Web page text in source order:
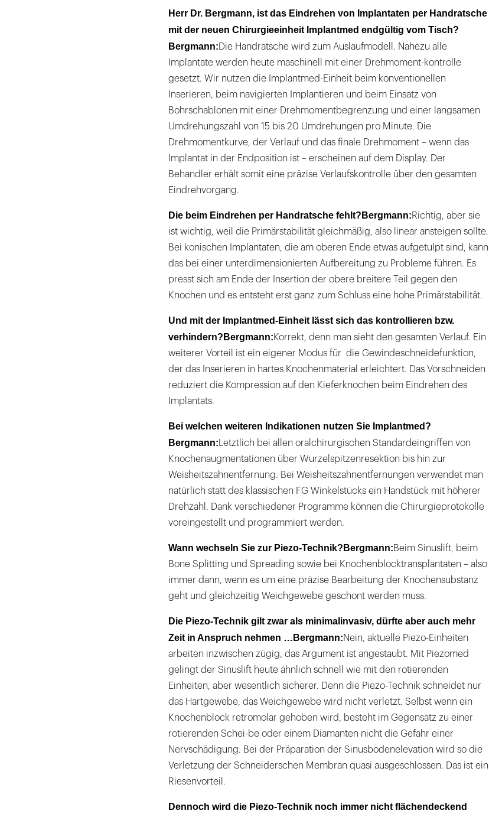
Herr Dr. Bergmann, ist das Eindrehen von Implantaten per Handratsche
mit der neuen Chirurgieeinheit Implantmed endgültig vom Tisch?
Bergmann:Die Handratsche wird zum Auslaufmodell. Nahezu alle
Implantate werden heute maschinell mit einer Drehmoment-kontrolle
gesetzt. Wir nutzen die Implantmed-Einheit beim konventionellen
Inserieren, beim navigierten Implantieren und beim Einsatz von
Bohrschablonen mit einer Drehmomentbegrenzung und einer langsamen
Umdrehungszahl von 15 bis 20 Umdrehungen pro Minute. Die
Drehmomentkurve, der Verlauf und das finale Drehmoment – wenn das
Implantat in der Endposition ist – erscheinen auf dem Display. Der
Behandler erhält somit eine präzise Verlaufskontrolle über den gesamten
Eindrehvorgang.
Die beim Eindrehen per Handratsche fehlt? Bergmann:Richtig, aber sie
ist wichtig, weil die Primärstabilität gleichmäßig, also linear ansteigen sollte.
Bei konischen Implantaten, die am oberen Ende etwas aufgetulpt sind, kann
das bei einer unterdimensionierten Aufbereitung zu Probleme führen. Es
presst sich am Ende der Insertion der obere breitere Teil gegen den
Knochen und es entsteht erst ganz zum Schluss eine hohe Primärstabilität.
Und mit der Implantmed-Einheit lässt sich das kontrollieren bzw.
verhindern? Bergmann:Korrekt, denn man sieht den gesamten Verlauf. Ein
weiterer Vorteil ist ein eigener Modus für die Gewindeschneidefunktion,
der das Inserieren in hartes Knochenmaterial erleichtert. Das Vorschneiden
reduziert die Kompression auf den Kieferknochen beim Eindrehen des
Implantats.
Bei welchen weiteren Indikationen nutzen Sie Implantmed?
Bergmann: Letztlich bei allen oralchirurgischen Standardeingriffen von
Knochenaugmentationen über Wurzelspitzenresektion bis hin zur
Weisheitszahnentfernung. Bei Weisheitszahnentfernungen verwendet man
natürlich statt des klassischen FG Winkelstücks ein Handstück mit höherer
Drehzahl. Dank verschiedener Programme können die Chirurgieprotokolle
voreingestellt und programmiert werden.
Wann wechseln Sie zur Piezo-Technik? Bergmann:Beim Sinuslift, beim
Bone Splitting und Spreading sowie bei Knochenblocktransplantaten – also
immer dann, wenn es um eine präzise Bearbeitung der Knochensubstanz
geht und gleichzeitig Weichgewebe geschont werden muss.
Die Piezo-Technik gilt zwar als minimalinvasiv, dürfte aber auch mehr
Zeit in Anspruch nehmen … Bergmann:Nein, aktuelle Piezo-Einheiten
arbeiten inzwischen zügig, das Argument ist angestaubt. Mit Piezomed
gelingt der Sinuslift heute ähnlich schnell wie mit den rotierenden
Einheiten, aber wesentlich sicherer. Denn die Piezo-Technik schneidet nur
das Hartgewebe, das Weichgewebe wird nicht verletzt. Selbst wenn ein
Knochenblock retromolar gehoben wird, besteht im Gegensatz zu einer
rotierenden Schei-be oder einem Diamanten nicht die Gefahr einer
Nervschädigung. Bei der Präparation der Sinusbodenelevation wird so die
Verletzung der Schneiderschen Membran quasi ausgeschlossen. Das ist ein
Riesenvorteil.
Dennoch wird die Piezo-Technik noch immer nicht flächendeckend